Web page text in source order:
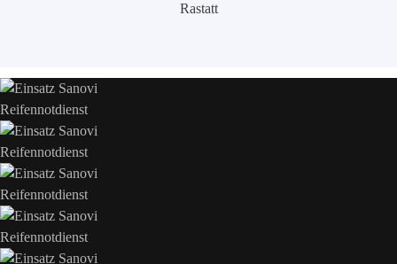
Rastatt